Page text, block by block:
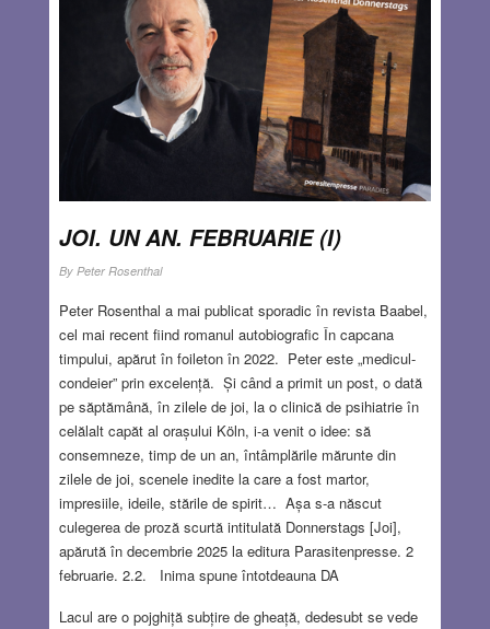
rezolvat-o și pe aceea. Am înțeles că am în fața mea un
diamant”, spune patronul firmei care l-a angajat. Diamantul
nu a lucrat acolo multă vreme, căci se apropia de vârsta
încorporării. Fără dificultate a fost admis la celebra unitate
8200 (care analizează date și informații secrete), unde se
concentrează tinerele genii ale Israelului, viitorii fondatori
FEB 11, 2026 42 COMMENTS
JOI. UN AN. FEBRUARIE (I)
By Peter Rosenthal
Peter Rosenthal a mai publicat sporadic în revista Baabel,
cel mai recent fiind romanul autobiografic În capcana
timpului, apărut în foileton în 2022. Peter este „medicul-
condeier” prin excelență. Și când a primit un post, o dată
pe săptămână, în zilele de joi, la o clinică de psihiatrie în
celălalt capăt al orașului Köln, i-a venit o idee: să
consemneze, timp de un an, întâmplările mărunte din
zilele de joi, scenele inedite la care a fost martor,
impresiile, ideile, stările de spirit… Așa s-a născut
culegerea de proză scurtă intitulată Donnerstags [Joi],
apărută în decembrie 2025 la editura Parasitenpresse. 2
februarie. 2.2. Inima spune întotdeauna DA
Lacul are o pojghiță subțire de gheață, dedesubt se vede